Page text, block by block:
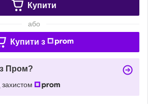
Купити
або
Купити з
Пром?